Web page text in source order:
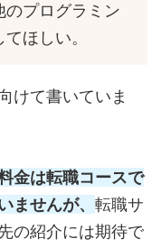
のプログラミン
ほしい。
けて書いていま
金は転職コースで
ませんが、 転職サ
の紹介には期待で